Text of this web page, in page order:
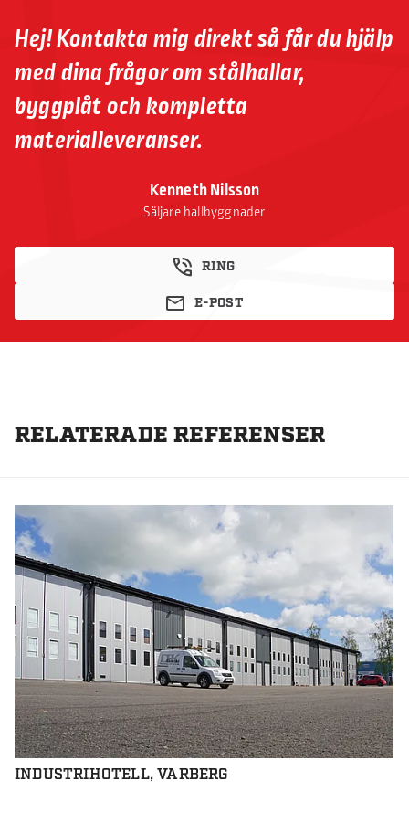
Kenneth Nilsson
Säljare hallbyggnader
RING
E-POST
Hej! Kontakta mig direkt så får du hjälp
med dina frågor om stålhallar,
byggplåt och kompletta
materialleveranser.
RELATERADE REFERENSER
INDUSTRIHOTELL, VARBERG